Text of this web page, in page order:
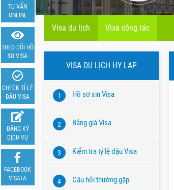
Visa du lịch Visa công tác
VISA DU LỊCH HY LẠP
1 Hồ sơ xin Visa
2 Bảng giá Visa
3 Kiểm tra tỷ lệ đậu Visa
4 Câu hỏi thường gặp
TƯ VẤN
ONLINE
THEO DÕI HỒ
SƠ VISA
CHECK TỈ LỆ
ĐẬU VISA
ĐĂNG KÝ
DỊCH VỤ
FACEBOOK
VISATA